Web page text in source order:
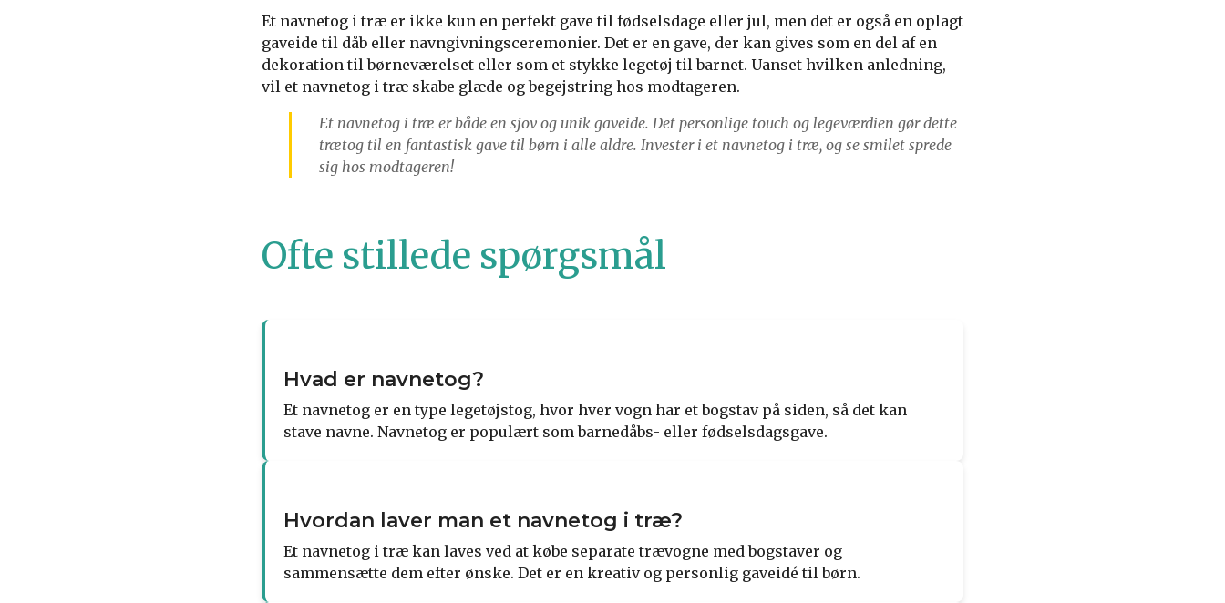
Et navnetog i træ er ikke kun en perfekt gave til fødselsdage eller jul, men det er også en oplagt
gaveide til dåb eller navngivningsceremonier. Det er en gave, der kan gives som en del af en
dekoration til børneværelset eller som et stykke legetøj til barnet. Uanset hvilken anledning,
vil et navnetog i træ skabe glæde og begejstring hos modtageren.
Et navnetog i træ er både en sjov og unik gaveide. Det personlige touch og legeværdien gør dette
trætog til en fantastisk gave til børn i alle aldre. Invester i et navnetog i træ, og se smilet sprede
sig hos modtageren!
Ofte stillede spørgsmål
Hvad er navnetog?
Et navnetog er en type legetøjstog, hvor hver vogn har et bogstav på siden, så det kan
stave navne. Navnetog er populært som barnedåbs- eller fødselsdagsgave.
Hvordan laver man et navnetog i træ?
Et navnetog i træ kan laves ved at købe separate trævogne med bogstaver og
sammensætte dem efter ønske. Det er en kreativ og personlig gaveidé til børn.